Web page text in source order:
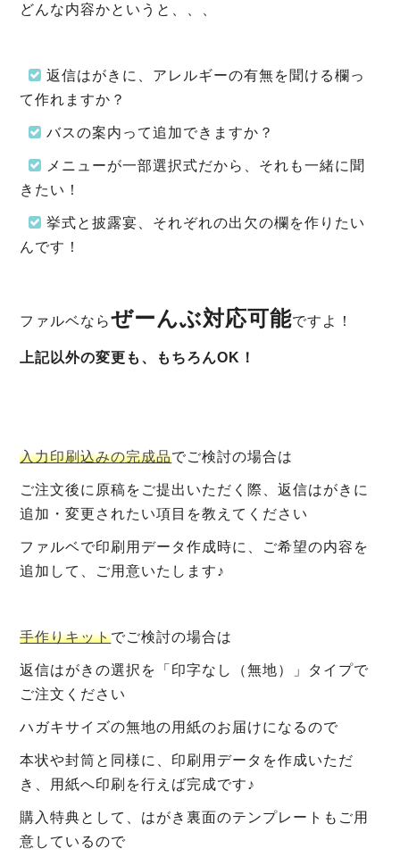
どんな内容かというと、、、
返信はがきに、アレルギーの有無を聞ける欄っ
て作れますか？
バスの案内 って追加できますか？
メニューが一部選択式だから、それも一緒に聞
きたい！
挙式と披露宴、それぞれの出欠の欄を作りたい
んです！
ファルベならぜーんぶ対応可能ですよ！
上記以外の変更も、もちろんOK！
入力印刷込みの完成品でご検討の場合は
ご注文後に原稿をご提出いただく際、返信はがきに
追加・変更されたい項目を教えてください
ファルベで印刷用データ作成時に、ご希望の内容を
追加して、ご用意いたします♪
手作りキットでご検討の場合は
返信はがきの選択を「印字なし（無地）」タイプで
ご注文ください
ハガキサイズの無地の用紙のお届けになるので
本状や封筒と同様に、印刷用データを作成いただ
き、用紙へ印刷を行えば完成です♪
購入特典として、はがき裏面のテンプレートもご用
意しているので